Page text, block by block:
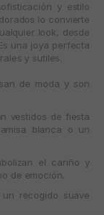
y estilo
lo convierte
look, desde
una joya perfecta
y sutiles.
de moda y son
vestidos de fiesta
blanca o un
el cariño y
de emoción.
recogido suave